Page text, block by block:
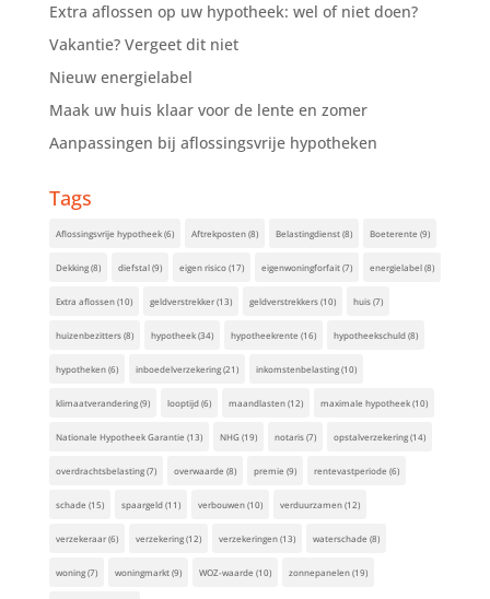
Extra aflossen op uw hypotheek: wel of niet doen?
Vakantie? Vergeet dit niet
Nieuw energielabel
Maak uw huis klaar voor de lente en zomer
Aanpassingen bij aflossingsvrije hypotheken
Tags
Aflossingsvrije hypotheek(6) Aftrekposten(8) Belastingdienst(8) Boeterente (9)
Dekking(8) diefstal(9) eigen risico(17) eigenwoningforfait(7) energielabel(8)
Extra aflossen(10) geldverstrekker(13) geldverstrekkers(10) huis(7)
huizenbezitters(8) hypotheek(34) hypotheekrente (16) hypotheekschuld(8)
hypotheken(6) inboedelverzekering(21) inkomstenbelasting(10)
klimaatverandering(9) looptijd(6) maandlasten(12) maximale hypotheek(10)
Nationale Hypotheek Garantie (13) NHG(19) notaris(7) opstalverzekering(14)
overdrachtsbelasting(7) overwaarde (8) premie (9) rentevastperiode (6)
schade (15) spaargeld(11) verbouwen(10) verduurzamen(12)
verzekeraar(6) verzekering(12) verzekeringen(13) waterschade (8)
woning(7) woningmarkt(9) WOZ-waarde (10) zonnepanelen(19)